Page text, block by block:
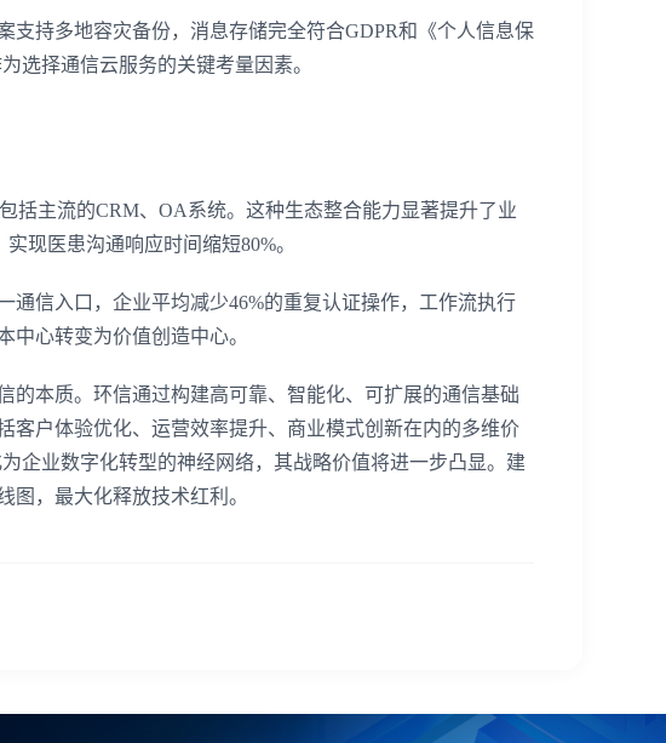
支持多地容灾备份，消息存储完全符合GDPR和《个人信息保
选择通信云服务的关键考量因素。
括主流的CRM、OA系统。这种生态整合能力显著提升了业
现医患沟通响应时间缩短80%。
信入口，企业平均减少46%的重复认证操作，工作流执行
中心转变为价值创造中心。
的本质。环信通过构建高可靠、智能化、可扩展的通信基础
客户体验优化、运营效率提升、商业模式创新在内的多维价
企业数字化转型的神经网络，其战略价值将进一步凸显。建
图，最大化释放技术红利。